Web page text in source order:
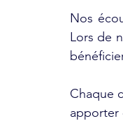
Nos
Lors de
Chaque
apporter